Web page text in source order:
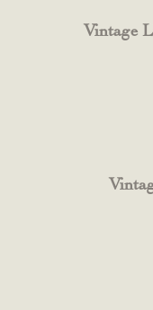
Vintage